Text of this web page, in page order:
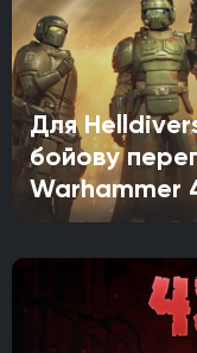
Для
бойову
Warhammer